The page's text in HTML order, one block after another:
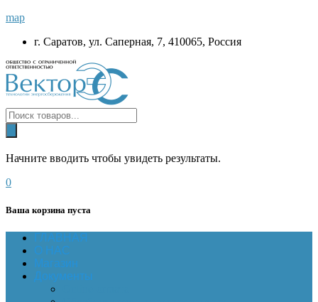
map
г. Саратов, ул. Саперная, 7, 410065, Россия
Начните вводить чтобы увидеть результаты.
0
Ваша корзина пуста
ГЛАВНАЯ
О НАС
Магазин
Документы